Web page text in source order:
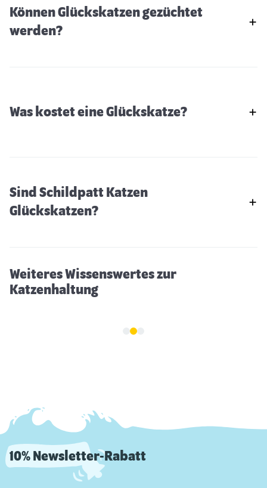
Können Glückskatzen gezüchtet
werden?
Was kostet eine Glückskatze?
Sind Schildpatt Katzen
Glückskatzen?
Weiteres Wissenswertes zur
Katzenhaltung
10% Newsletter-Rabatt